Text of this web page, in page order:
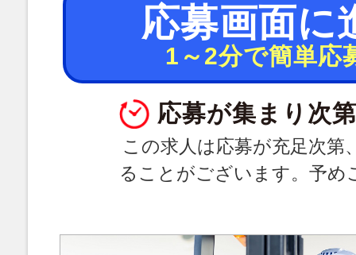
応募画面に
1～2分で簡単応
応募が集まり次
この求人は応募が充足次第
ることがございます。予め